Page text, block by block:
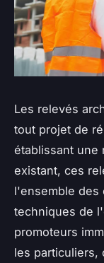
Les relevés
tout projet de
établissant une
existant, ces
l'ensemble des
techniques de
promoteurs
les particuliers,